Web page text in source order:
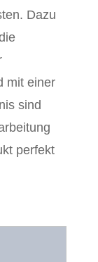
Dazu
mit einer
sind
perfekt